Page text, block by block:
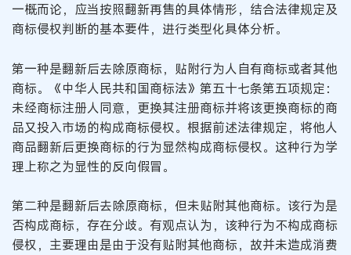
一概而论，应当按照翻新再售的具体情形，结合法律规定及
商标侵权判断的基本要件，进行类型化具体分析。
第一种是翻新后去除原商标，贴附行为人自有商标或者其他
商标。《中华人民共和国商标法》第五十七条第五项规定：
未经商标注册人同意，更换其注册商标并将该更换商标的商
品又投入市场的构成商标侵权。根据前述法律规定，将他人
商品翻新后更换商标的行为显然构成商标侵权。这种行为学
理上称之为显性的反向假冒。
第二种是翻新后去除原商标，但未贴附其他商标。该行为是
否构成商标，存在分歧。有观点认为，该种行为不构成商标
侵权，主要理由是由于没有贴附其他商标，故并未造成消费